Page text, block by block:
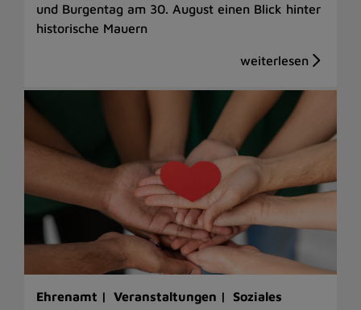
und Burgentag am 30. August einen Blick hinter
historische Mauern
Ehrenamt | Veranstaltungen | Soziales